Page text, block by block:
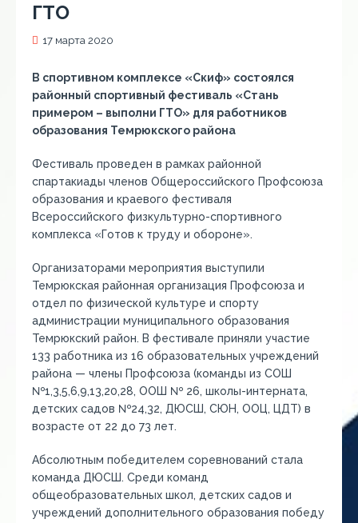
ГТО
17 марта 2020
В спортивном комплексе «Скиф» состоялся
районный спортивный фестиваль «Стань
примером – выполни ГТО» для работников
образования Темрюкского района
Фестиваль проведен в рамках районной
спартакиады членов Общероссийского Профсоюза
образования и краевого фестиваля
Всероссийского физкультурно-спортивного
комплекса «Готов к труду и обороне».
Организаторами мероприятия выступили
Темрюкская районная организация Профсоюза и
отдел по физической культуре и спорту
администрации муниципального образования
Темрюкский район. В фестивале приняли участие
133 работника из 16 образовательных учреждений
района — члены Профсоюза (команды из СОШ
№1,3,5,6,9,13,20,28, ООШ № 26, школы-интерната,
детских садов №24,32, ДЮСШ, СЮН, ООЦ, ЦДТ) в
возрасте от 22 до 73 лет.
Абсолютным победителем соревнований стала
команда ДЮСШ. Среди команд
общеобразовательных школ, детских садов и
учреждений дополнительного образования победу